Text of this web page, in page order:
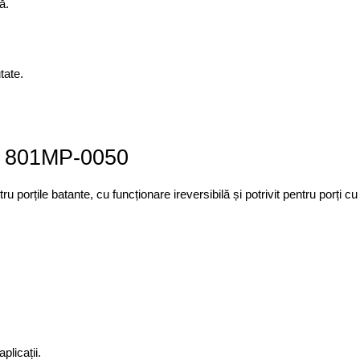
0050
porțile batante, cu funcționare ireversibilă și potrivit pentru porți